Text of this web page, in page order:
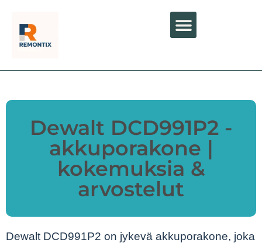
Dewalt DCD991P2 -
akkuporakone |
kokemuksia &
arvostelut
Dewalt DCD991P2 on jykevä akkuporakone, joka